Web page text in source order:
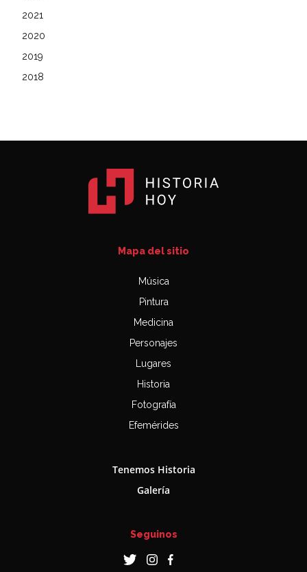
2021
2020
2019
2018
Mapa del sitio
Música
Pintura
Medicina
Personajes
Lugares
Historia
Fotografía
Efemérides
Tenemos Historia
Galería
Seguinos